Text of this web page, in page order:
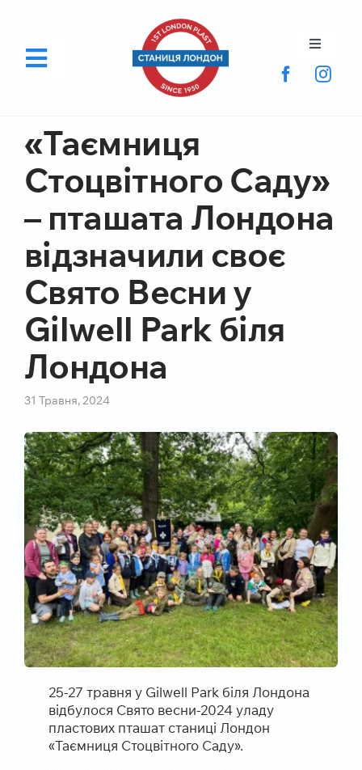
Toggle
Батькам
Пластунам
Новини
Контакти
Приєднатися до Пласту
Toggle
«Таємниця
Стоцвітного Саду»
– пташата Лондона
відзначили своє
Свято Весни у
Gilwell Park біля
Лондона
31 Травня, 2024
25-27 травня у Gilwell Park біля Лондона
відбулося Свято весни-2024 уладу
пластових пташат станиці Лондон
«Таємниця Стоцвітного Саду».